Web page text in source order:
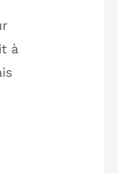
à